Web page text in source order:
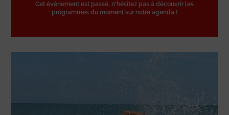
Cet événement est passé, n'hésitez pas à découvrir les
programmes du moment sur notre agenda !